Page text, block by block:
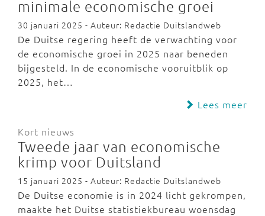
minimale economische groei
30 januari 2025 - Auteur: Redactie Duitslandweb
De Duitse regering heeft de verwachting voor
de economische groei in 2025 naar beneden
bijgesteld. In de economische vooruitblik op
2025, het…
Lees meer
Kort nieuws
Tweede jaar van economische
krimp voor Duitsland
15 januari 2025 - Auteur: Redactie Duitslandweb
De Duitse economie is in 2024 licht gekrompen,
maakte het Duitse statistiekbureau woensdag